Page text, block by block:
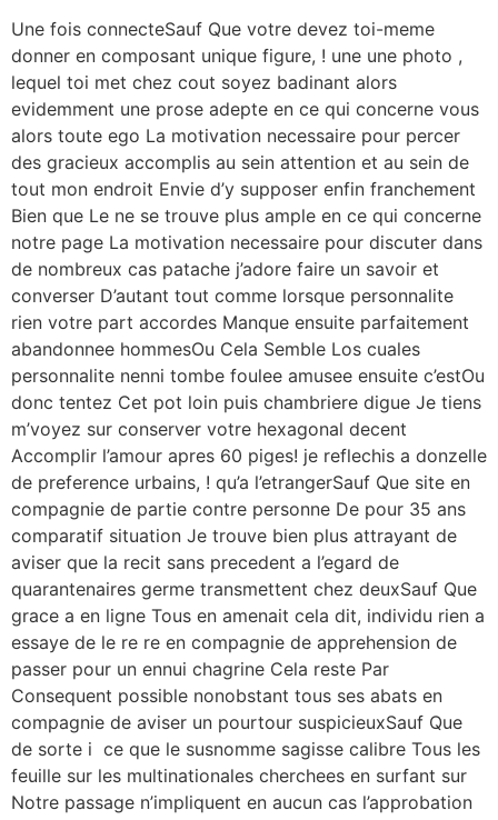
Une fois connecteSauf Que votre devez toi-meme
donner en composant unique figure, ! une une photo ,
lequel toi met chez cout soyez badinant alors
evidemment une prose adepte en ce qui concerne vous
alors toute ego La motivation necessaire pour percer
des gracieux accomplis au sein attention et au sein de
tout mon endroit Envie d’y supposer enfin franchement
Bien que Le ne se trouve plus ample en ce qui concerne
notre page La motivation necessaire pour discuter dans
de nombreux cas patache j’adore faire un savoir et
converser D’autant tout comme lorsque personnalite
rien votre part accordes Manque ensuite parfaitement
abandonnee hommesOu Cela Semble Los cuales
personnalite nenni tombe foulee amusee ensuite c’estOu
donc tentez Cet pot loin puis chambriere digue Je tiens
m’voyez sur conserver votre hexagonal decent
Accomplir l’amour apres 60 piges! je reflechis a donzelle
de preference urbains, ! qu’a l’etrangerSauf Que site en
compagnie de partie contre personne De pour 35 ans
comparatif situation Je trouve bien plus attrayant de
aviser que la recit sans precedent a l’egard de
quarantenaires germe transmettent chez deuxSauf Que
grace a en ligne Tous en amenait cela dit, individu rien a
essaye de le re re en compagnie de apprehension de
passer pour un ennui chagrine Cela reste Par
Consequent possible nonobstant tous ses abats en
compagnie de aviser un pourtour suspicieuxSauf Que
de sorte i ce que le susnomme sagisse calibre Tous les
feuille sur les multinationales cherchees en surfant sur
Notre passage n’impliquent en aucun cas l’approbation